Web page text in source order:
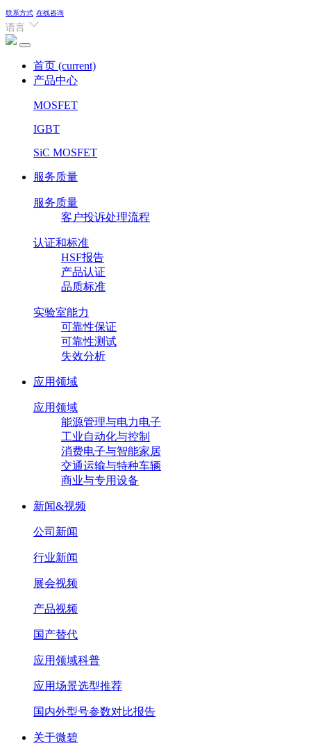
联系方式 在线咨询
语言
首页 (current)
产品中心
MOSFET
IGBT
SiC MOSFET
服务质量
服务质量
客户投诉处理流程
认证和标准
HSF报告
产品认证
品质标准
实验室能力
可靠性保证
可靠性测试
失效分析
应用领域
应用领域
能源管理与电力电子
工业自动化与控制
消费电子与智能家居
交通运输与特种车辆
商业与专用设备
新闻&视频
公司新闻
行业新闻
展会视频
产品视频
国产替代
应用领域科普
应用场景选型推荐
国内外型号参数对比报告
关于微碧